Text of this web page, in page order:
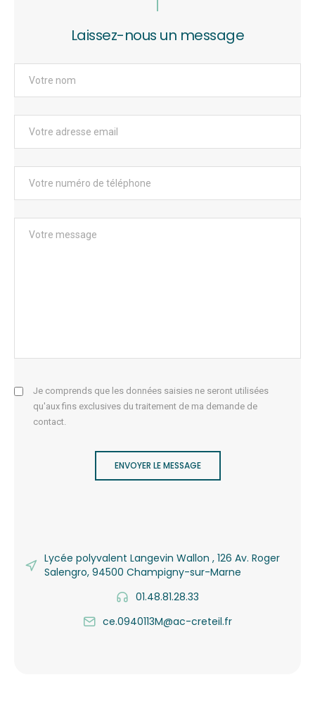
Laissez-nous un message
Je comprends que les données saisies ne seront utilisées
qu'aux fins exclusives du traitement de ma demande de
contact.
ENVOYER LE MESSAGE
Lycée polyvalent Langevin Wallon , 126 Av. Roger
Salengro, 94500 Champigny-sur-Marne
01.48.81.28.33
ce.0940113M@ac-creteil.fr